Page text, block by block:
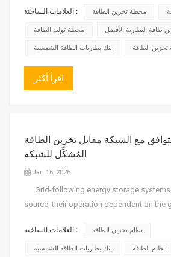
الرئيسية لمحطة الطاقة أو مباشرة بالشبكة عبر
العلامات الساخنة : محطة تخزين الطاقة
محطة توليد الطاقة طاقة البطارية الأفضل
بنك بطاريات الطاقة الشمسية تخزين الطاقة
اقرأ أكثر
مع الشبكة مقابل تخزين الطاقة
المُشكِّل للشبكة
Jan 16, 2026
Grid-following energy storage systems
source, their operation dependent on the
follows the grid's phase information,
information at the grid connection...
العلامات الساخنة : نظام تخزين الطاقة
بنك بطاريات الطاقة الشمسية نظام الطاقة